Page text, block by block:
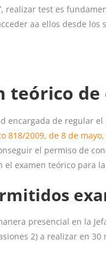
, realizar test es
aa ellos desde los
teórico de
encargada de regular
818/2009, de 8 de
el permiso de
el examen teórico para
presencial en la
2) a realizar en